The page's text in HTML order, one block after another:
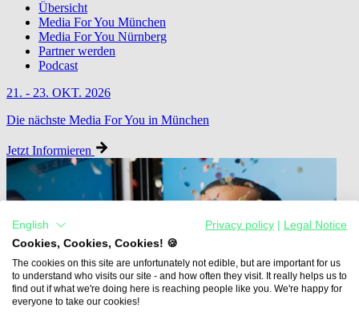
Übersicht
Media For You München
Media For You Nürnberg
Partner werden
Podcast
21. - 23. OKT. 2026
Die nächste Media For You in München
Jetzt Informieren
English Privacy policy
Legal Notice
Cookies, Cookies, Cookies! 🍪
The cookies on this site are unfortunately not edible, but are important for us
to understand who visits our site - and how often they visit. It really helps us to
find out if what we're doing here is reaching people like you. We're happy for
everyone to take our cookies!